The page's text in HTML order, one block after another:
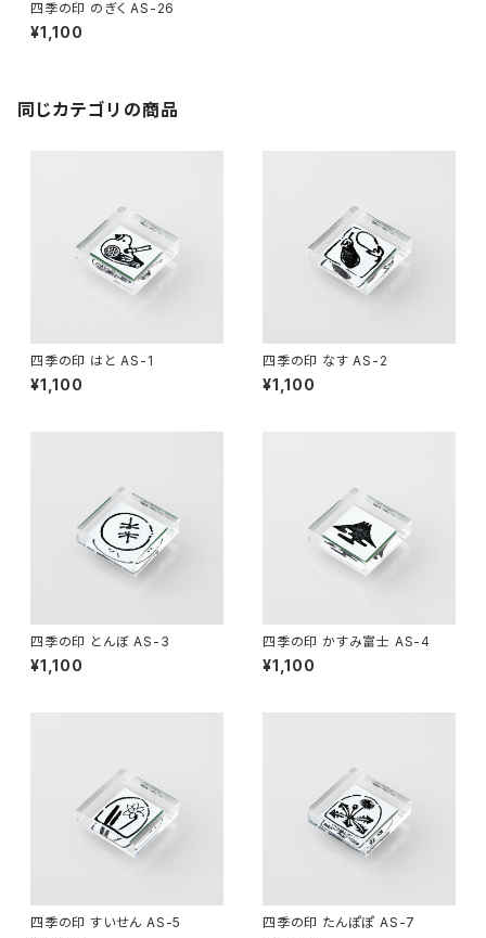
四季の印 のぎく AS-26
¥1,100
同じカテゴリの商品
四季の印 はと AS-1
¥1,100
四季の印 なす AS-2
¥1,100
四季の印 とんぼ AS-3
¥1,100
四季の印 かすみ富士 AS-4
¥1,100
四季の印 すいせん AS-5 四季の印 たんぽぽ AS-7